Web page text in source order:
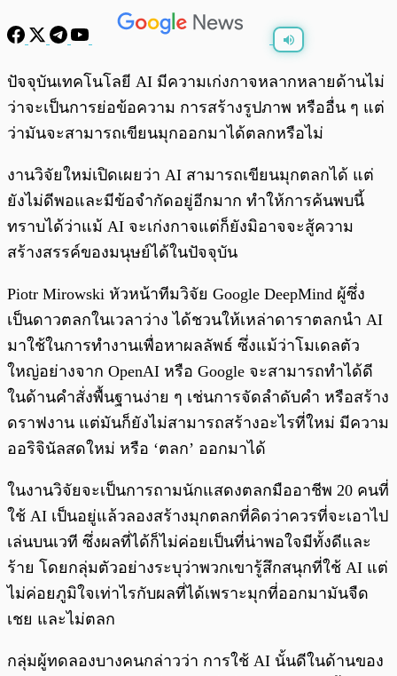
พร้อมเล่น 0:00
ปัจจุบันเทคโนโลยี AI มีความเก่งกาจหลากหลายด้านไม่
ว่าจะเป็นการย่อข้อความ การสร้างรูปภาพ หรืออื่น ๆ แต่
ว่ามันจะสามารถเขียนมุกออกมาได้ตลกหรือไม่
งานวิจัยใหม่เปิดเผยว่า AI สามารถเขียนมุกตลกได้ แต่
ยังไม่ดีพอและมีข้อจำกัดอยู่อีกมาก ทำให้การค้นพบนี้
ทราบได้ว่าแม้ AI จะเก่งกาจแต่ก็ยังมิอาจจะสู้ความ
สร้างสรรค์ของมนุษย์ได้ในปัจจุบัน
Piotr Mirowski หัวหน้าทีมวิจัย Google DeepMind ผู้ซึ่ง
เป็นดาวตลกในเวลาว่าง ได้ชวนให้เหล่าดาราตลกนำ AI
มาใช้ในการทำงานเพื่อหาผลลัพธ์ ซึ่งแม้ว่าโมเดลตัว
ใหญ่อย่างจาก OpenAI หรือ Google จะสามารถทำได้ดี
ในด้านคำสั่งพื้นฐานง่าย ๆ เช่นการจัดลำดับคำ หรือสร้าง
ดราฟงาน แต่มันก็ยังไม่สามารถสร้างอะไรที่ใหม่ มีความ
ออริจินัลสดใหม่ หรือ ‘ตลก’ ออกมาได้
ในงานวิจัยจะเป็นการถามนักแสดงตลกมืออาชีพ 20 คนที่
ใช้ AI เป็นอยู่แล้วลองสร้างมุกตลกที่คิดว่าควรที่จะเอาไป
เล่นบนเวที ซึ่งผลที่ได้ก็ไม่ค่อยเป็นที่น่าพอใจมีทั้งดีและ
ร้าย โดยกลุ่มตัวอย่างระบุว่าพวกเขารู้สึกสนุกที่ใช้ AI แต่
ไม่ค่อยภูมิใจเท่าไรกับผลที่ได้เพราะมุกที่ออกมามันจืด
เชย และไม่ตลก
กลุ่มผู้ทดลองบางคนกล่าวว่า การใช้ AI นั้นดีในด้านของ